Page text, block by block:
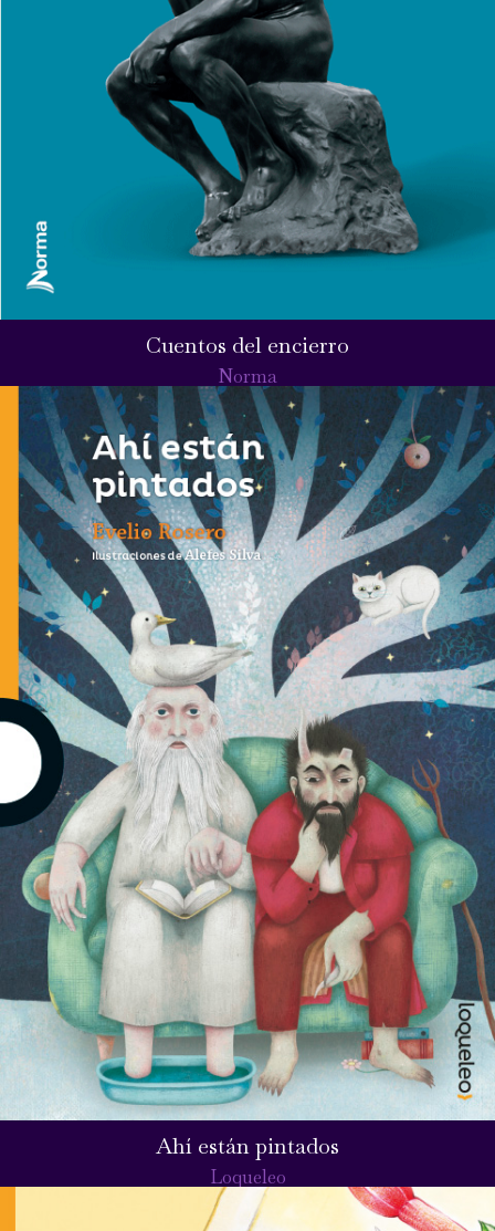
Cuentos del encierro
Norma
Ahí están pintados
Loqueleo